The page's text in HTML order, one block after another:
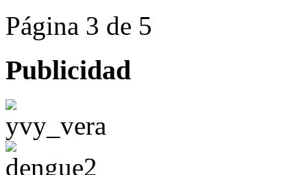
Página 3 de 5
Publicidad